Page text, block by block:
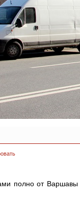
полно от Варшавы